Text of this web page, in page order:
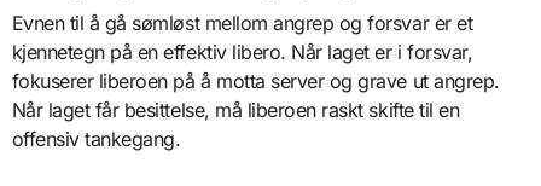
Evnen til å gå sømløst mellom angrep og forsvar er et
kjennetegn på en effektiv libero. Når laget er i forsvar,
fokuserer liberoen på å motta server og grave ut angrep.
Når laget får besittelse, må liberoen raskt skifte til en
offensiv tankegang.